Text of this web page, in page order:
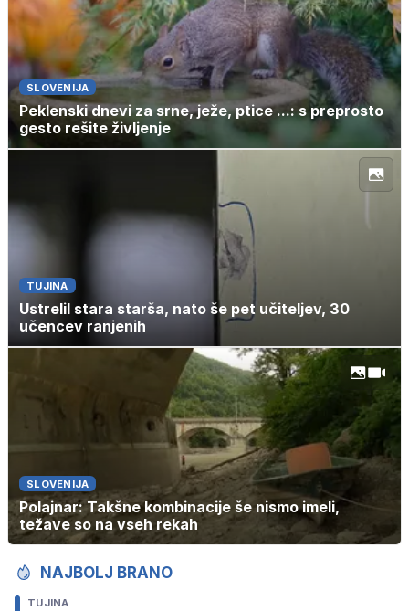
SLOVENIJA
Peklenski dnevi za srne, ježe, ptice ...: s preprosto
gesto rešite življenje
TUJINA
Ustrelil stara starša, nato še pet učiteljev, 30
učencev ranjenih
SLOVENIJA
Polajnar: Takšne kombinacije še nismo imeli,
težave so na vseh rekah
NAJBOLJ BRANO
TUJINA